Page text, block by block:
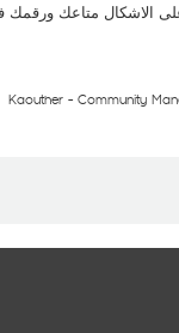
الاشكال متاعك ورقمك
Kaouther - Community